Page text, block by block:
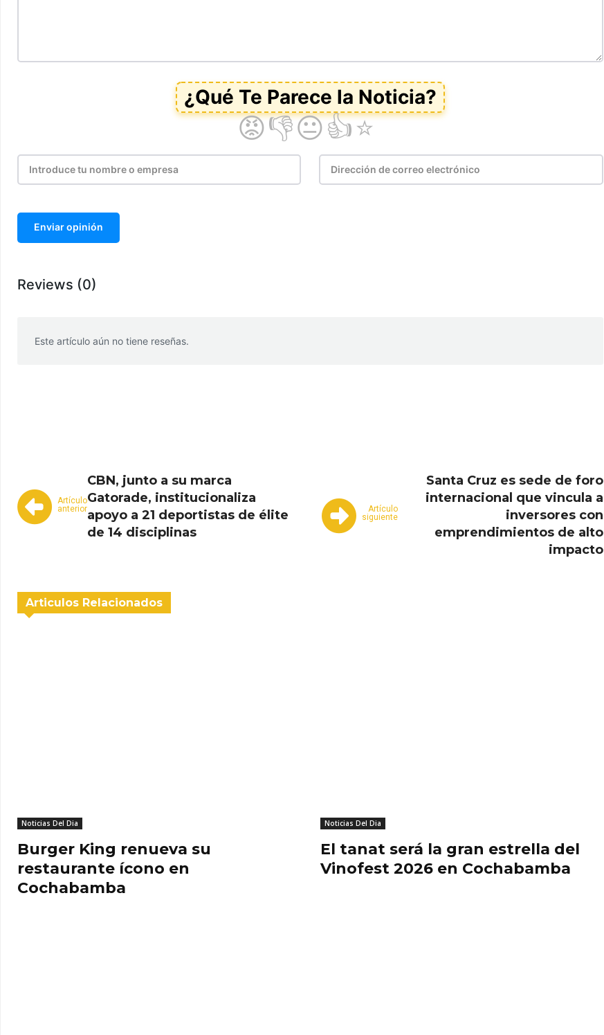
Enviar opinión
Reviews (0)
Este artículo aún no tiene reseñas.
Artículo
anterior
CBN, junto a su marca
Gatorade, institucionaliza
apoyo a 21 deportistas de élite
de 14 disciplinas
Artículo
siguiente
Santa Cruz es sede de foro
internacional que vincula a
inversores con
emprendimientos de alto
impacto
Articulos Relacionados
Noticias Del Dia
Burger King renueva su
restaurante ícono en
Cochabamba
Noticias Del Dia
El tanat será la gran estrella del
Vinofest 2026 en Cochabamba